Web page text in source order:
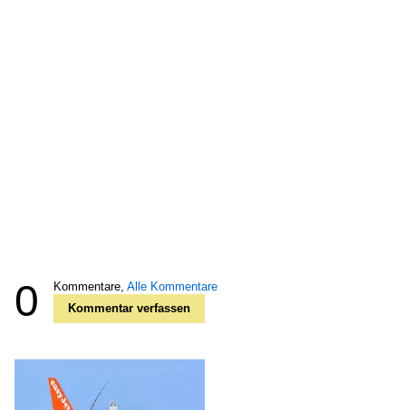
0 Kommentare, Alle Kommentare
Kommentar verfassen